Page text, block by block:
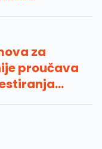
toga
za
proučava